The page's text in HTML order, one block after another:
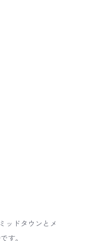
ッドタウンとメ
す。